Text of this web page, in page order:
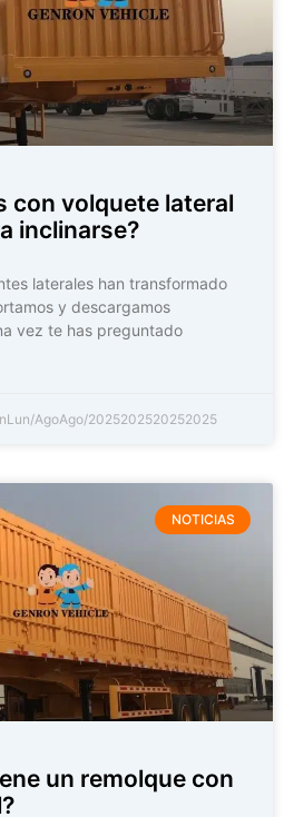
con volquete lateral
inclinarse?
laterales han transformado
y descargamos
vez te has preguntado
AgoAgo/2025202520252025
NOTICIAS
un remolque con